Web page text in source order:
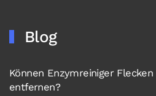
Blog
Können Enzymreiniger
entfernen?